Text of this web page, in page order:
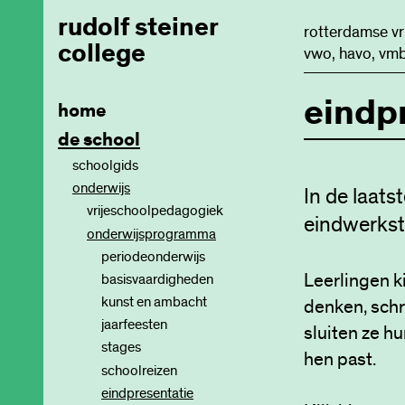
rudolf steiner
college
home
de school
schoolgids
onderwijs
vrijeschoolpedagogiek
ontwikkelingsfasen
leerplannen
onderwijsprogramma
periodeonderwijs
basisvaardigheden
kunst en ambacht
jaarfeesten
stages
schoolreizen
eindpresentatie
rotterdamse
vwo, havo,
In de
Leerlingen
denken,
sluiten ze
hen past.